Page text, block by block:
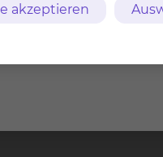
akzeptieren